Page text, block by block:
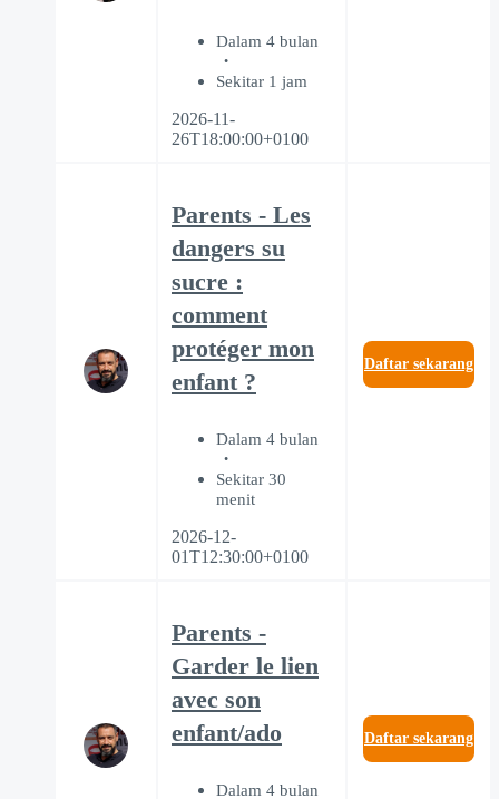
Dalam 4 bulan
Sekitar 1 jam
2026-11-
26T18:00:00+0100
Parents - Les
dangers su
sucre :
comment
protéger mon
enfant ?
Dalam 4 bulan
Sekitar 30
menit
2026-12-
01T12:30:00+0100
Daftar sekarang
Parents -
Garder le lien
avec son
enfant/ado
Dalam 4 bulan
Daftar sekarang